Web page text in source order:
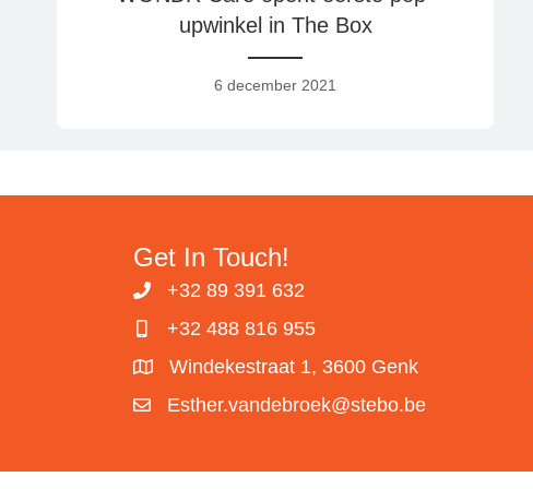
upwinkel in The Box
6 december 2021
Get In Touch!
+32 89 391 632
+32 488 816 955
Windekestraat 1, 3600 Genk
Esther.vandebroek@stebo.be